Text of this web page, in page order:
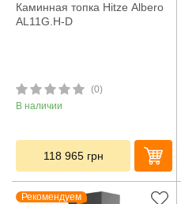
Каминная топка Hitze Albero
AL11G.H-D
(0)
В наличии
118 965 грн
Рекомендуем